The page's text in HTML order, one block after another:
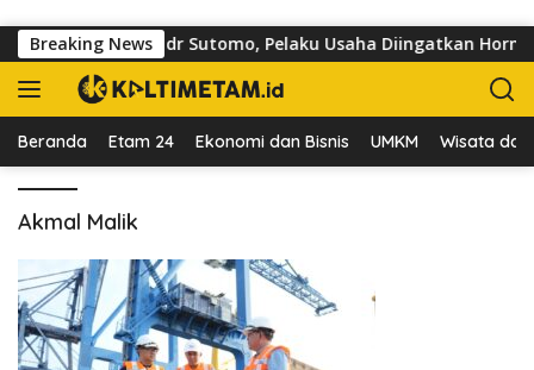
Breaking News
Trotoar di Jalan dr Sutomo, Pelaku Usaha Diingatkan
Beranda Etam 24 Ekonomi dan Bisnis UMKM Wisata dan
Akmal Malik